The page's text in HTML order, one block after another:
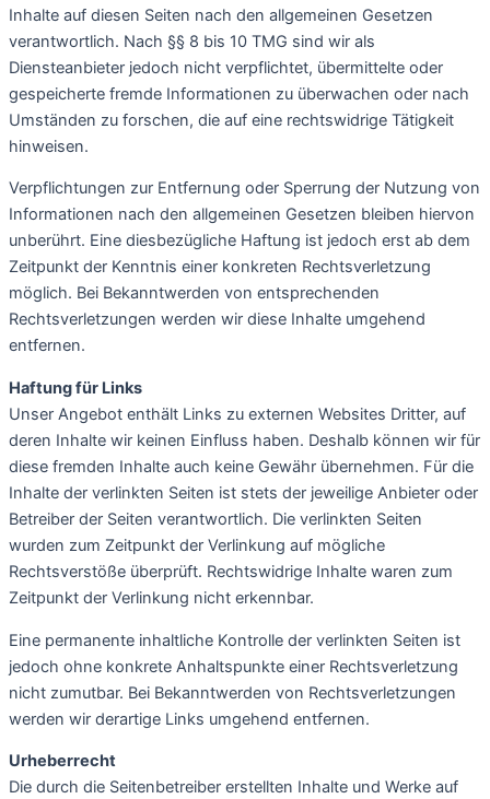
Inhalte auf diesen Seiten nach den allgemeinen Gesetzen
verantwortlich. Nach §§ 8 bis 10 TMG sind wir als
Diensteanbieter jedoch nicht verpflichtet, übermittelte oder
gespeicherte fremde Informationen zu überwachen oder nach
Umständen zu forschen, die auf eine rechtswidrige Tätigkeit
hinweisen.
Verpflichtungen zur Entfernung oder Sperrung der Nutzung von
Informationen nach den allgemeinen Gesetzen bleiben hiervon
unberührt. Eine diesbezügliche Haftung ist jedoch erst ab dem
Zeitpunkt der Kenntnis einer konkreten Rechtsverletzung
möglich. Bei Bekanntwerden von entsprechenden
Rechtsverletzungen werden wir diese Inhalte umgehend
entfernen.
Haftung für Links
Unser Angebot enthält Links zu externen Websites Dritter, auf
deren Inhalte wir keinen Einfluss haben. Deshalb können wir für
diese fremden Inhalte auch keine Gewähr übernehmen. Für die
Inhalte der verlinkten Seiten ist stets der jeweilige Anbieter oder
Betreiber der Seiten verantwortlich. Die verlinkten Seiten
wurden zum Zeitpunkt der Verlinkung auf mögliche
Rechtsverstöße überprüft. Rechtswidrige Inhalte waren zum
Zeitpunkt der Verlinkung nicht erkennbar.
Eine permanente inhaltliche Kontrolle der verlinkten Seiten ist
jedoch ohne konkrete Anhaltspunkte einer Rechtsverletzung
nicht zumutbar. Bei Bekanntwerden von Rechtsverletzungen
werden wir derartige Links umgehend entfernen.
Urheberrecht
Die durch die Seitenbetreiber erstellten Inhalte und Werke auf